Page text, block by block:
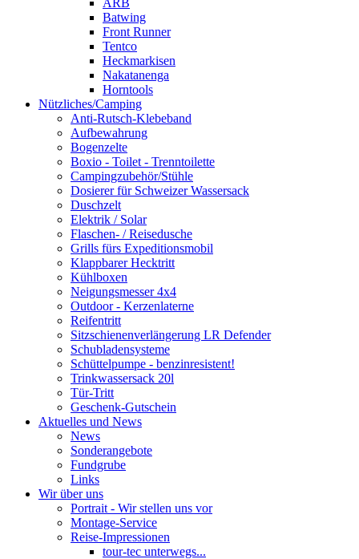
ARB
Batwing
Front Runner
Tentco
Heckmarkisen
Nakatanenga
Horntools
Nützliches/Camping
Anti-Rutsch-Klebeband
Aufbewahrung
Bogenzelte
Boxio - Toilet - Trenntoilette
Campingzubehör/Stühle
Dosierer für Schweizer Wassersack
Duschzelt
Elektrik / Solar
Flaschen- / Reisedusche
Grills fürs Expeditionsmobil
Klappbarer Hecktritt
Kühlboxen
Neigungsmesser 4x4
Outdoor - Kerzenlaterne
Reifentritt
Sitzschienenverlängerung LR Defender
Schubladensysteme
Schüttelpumpe - benzinresistent!
Trinkwassersack 20l
Tür-Tritt
Geschenk-Gutschein
Aktuelles und News
News
Sonderangebote
Fundgrube
Links
Wir über uns
Portrait - Wir stellen uns vor
Montage-Service
Reise-Impressionen
tour-tec unterwegs...